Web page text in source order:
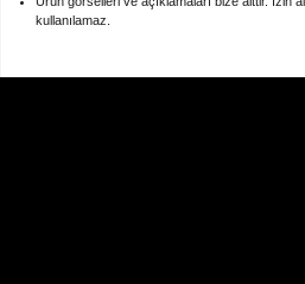
kullanılamaz.